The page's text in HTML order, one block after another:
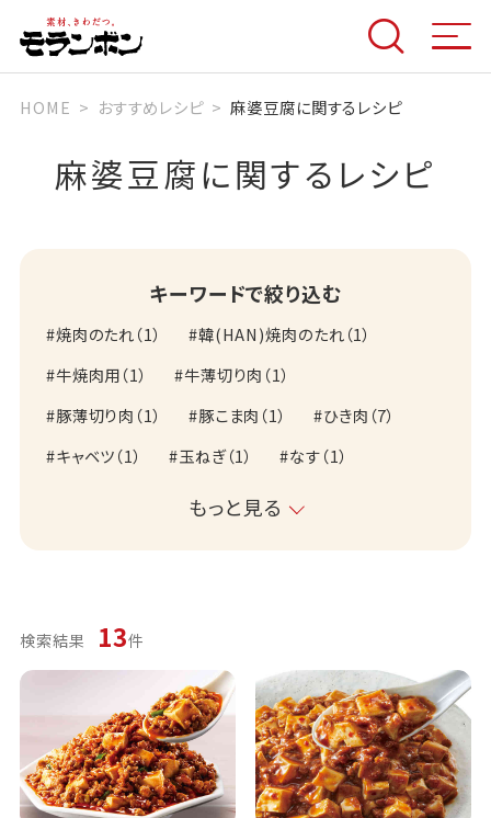
HOME おすすめレシピ 麻婆豆腐に関するレシピ
麻婆豆腐に関するレシピ
キーワードで絞り込む
焼肉のたれ（1） 韓(HAN)焼肉のたれ（1）
牛焼肉用（1） 牛薄切り肉 （1）
豚薄切り肉 （1） 豚こま肉 （1） ひき肉 （7）
キャベツ（1） 玉ねぎ（1） なす（1）
もっと見る
検索結果 13件